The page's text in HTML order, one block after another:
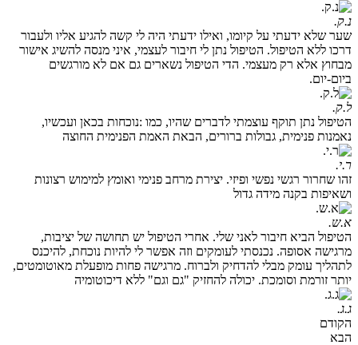
נ.ק.
שער שלא ידעתי על קיומו, ואילו ידעתי היה לי קשה להגיע אליו ולעבור
דרכו ללא הטיפול. הטיפול נתן לי חיבור לעצמי, איני מנסה להשיג אישור
מבחוץ אלא רק מעצמי. הדי הטיפול נשארים גם אם לא מורגשים
ביום-יום.
ל.ק.
הטיפול נתן תוקף עוצמתי לדברים שהיו, כמו :נוכחות בכאן ועכשיו,
נאמנות פנימית, גבולות ברורים, הבאת האמת הפנימית החוצה
ר.י.
זהו שחרור רגשי נפשי ופיזי. יצירת מרחב פנימי ואומץ למימוש רצונות
ושאיפות בקנה מידה גדול
א.ש.
הטיפול הביא חיבור לאני שלי. אחרי הטיפול יש תחושה של יציבות,
מרגישה אסופה. נכנסתי לעומקים וזה אפשר לי להיות נוכחת, להיכנס
לתהליך עומק מבלי להדחיק ולברוח. מרגישה פחות מופעלת מאוטומטים,
יותר זורמת וסומכת. יכולה להחזיק "גם וגם" ללא דיכוטומיה
ג.ג.
הקודם
הבא